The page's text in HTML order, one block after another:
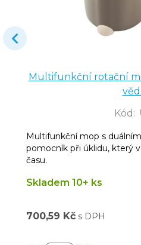
Multifunkční rotační
Kód :
Multifunkční mop s
pomocník při úklidu, který
času.
Skladem 10+ ks
700,59 Kč s DPH